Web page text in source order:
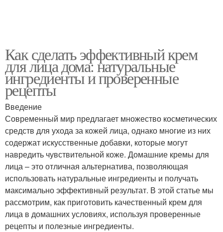
Как сделать эффективный крем
для лица дома: натуральные
ингредиенты и проверенные
рецепты
Введение
Современный мир предлагает множество косметических
средств для ухода за кожей лица, однако многие из них
содержат искусственные добавки, которые могут
навредить чувствительной коже. Домашние кремы для
лица – это отличная альтернатива, позволяющая
использовать натуральные ингредиенты и получать
максимально эффективный результат. В этой статье мы
рассмотрим, как приготовить качественный крем для
лица в домашних условиях, используя проверенные
рецепты и полезные ингредиенты.